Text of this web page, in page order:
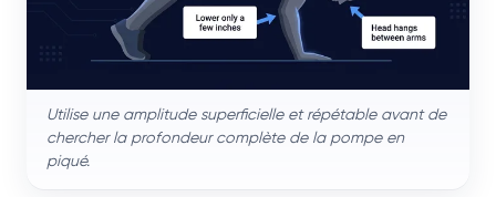
Utilise une amplitude superficielle et répétable avant de
chercher la profondeur complète de la pompe en
piqué.